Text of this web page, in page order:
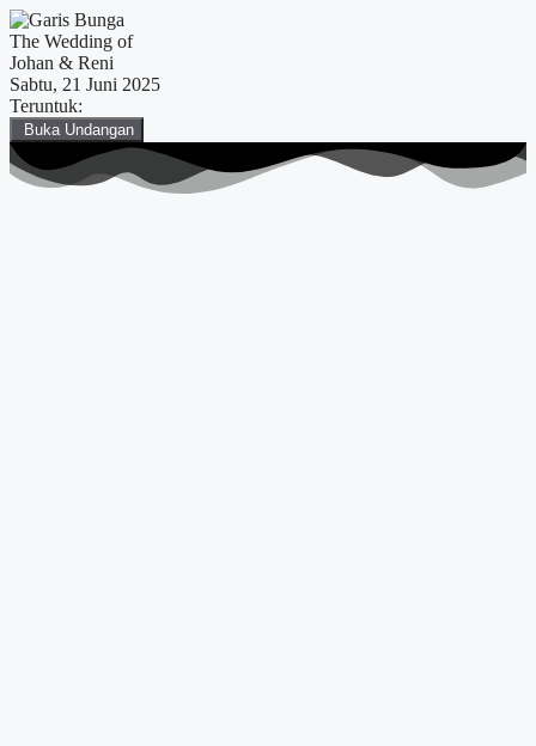
The Wedding of
Johan & Reni
Sabtu, 21 Juni 2025
Teruntuk:
Buka Undangan